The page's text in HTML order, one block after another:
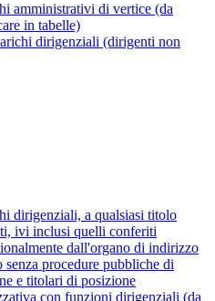
amministrativi di vertice (da
in tabelle)
dirigenziali (dirigenti non
dirigenziali, a qualsiasi titolo
ivi inclusi quelli conferiti
dall'organo di indirizzo
senza procedure pubbliche di
e titolari di posizione
con funzioni dirigenziali (da